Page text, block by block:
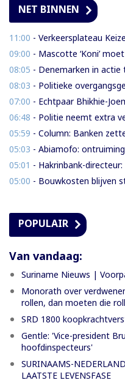
NET BINNEN
11:00 - Verkeersplateau Keizerstraat tijdelijk
09:00 - Mascotte ‘Koni’ moet jongeren
08:05 - Denemarken in actie tegen AI:
08:03 - Politieke overgangsgesprekken
07:00 - Echtpaar Bhikhie-
06:48 - Politie neemt extra
05:59 - Column: Banken zetten met hogere
05:03 - Abiamofo: ontruiming goudzoekers nodig
05:01 - Hakrinbank-directeur: geen
05:00 - Bouwkosten blijven stijgen:
POPULAIR
Van vandaag:
Suriname Nieuws |
Monorath over
rollen, dan moeten die
SRD 1800
Gentle: 'Vice-president
hoofdinspecteurs'
SURINAAMS-
LAATSTE LEVENSFASE